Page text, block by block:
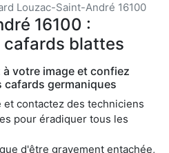
Louzac-Saint-André 16100
16100 :
blattes
votre image et confiez
germaniques
contactez des techniciens
pour éradiquer tous les
d'être gravement entachée,